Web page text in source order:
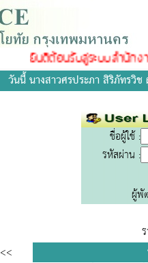
ยินดีต้อนรับสู่ระบบสำนักงา
วันนี้ นางสาวศรประภา สิริภัทรวิช
ชื่อผู้ใช้ :
รหัสผ่าน :
ผู้พั
<<